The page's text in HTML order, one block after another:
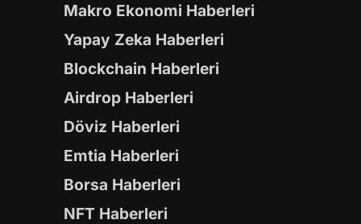
Makro Ekonomi Haberleri
Yapay Zeka Haberleri
Blockchain Haberleri
Airdrop Haberleri
Döviz Haberleri
Emtia Haberleri
Borsa Haberleri
NFT Haberleri